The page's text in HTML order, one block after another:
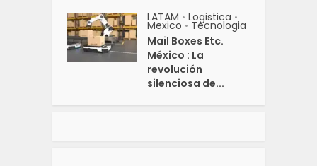
LATAM • Logistica •
Mexico • Tecnologia
Mail Boxes Etc.
México : La
revolución
silenciosa de...